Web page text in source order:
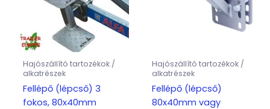
Hajószállító tartozékok /
alkatrészek
Fellépő (lépcső) 3
fokos, 80x40mm
Hajószállító tartozékok /
alkatrészek
Fellépő (lépcső)
80x40mm vagy